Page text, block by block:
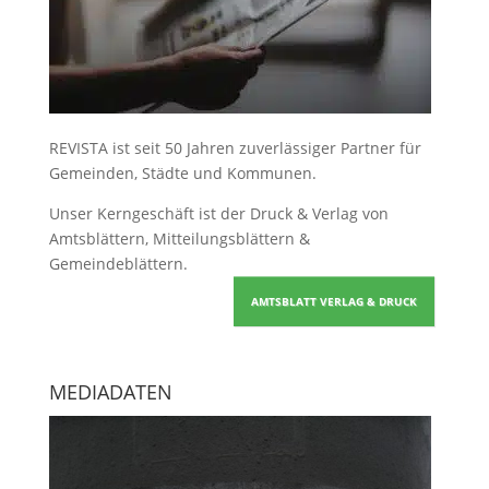
REVISTA ist seit 50 Jahren zuverlässiger Partner für
Gemeinden, Städte und Kommunen.
Unser Kerngeschäft ist der Druck & Verlag von
Amtsblättern, Mitteilungsblättern &
Gemeindeblättern.
AMTSBLATT VERLAG & DRUCK
MEDIADATEN